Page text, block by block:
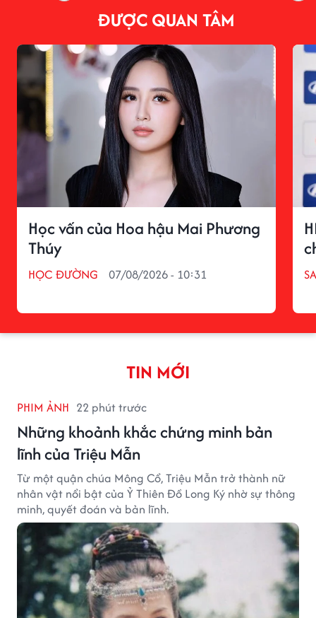
ĐƯỢC QUAN TÂM
Học vấn của Hoa hậu Mai Phương
Thúy
HỌC ĐƯỜNG 07/08/2026 - 10:31
TIN MỚI
PHIM ẢNH 22 phút trước
Những khoảnh khắc chứng minh bản
lĩnh của Triệu Mẫn
Từ một quận chúa Mông Cổ, Triệu Mẫn trở thành nữ
nhân vật nổi bật của Ỷ Thiên Đồ Long Ký nhờ sự thông
minh, quyết đoán và bản lĩnh.